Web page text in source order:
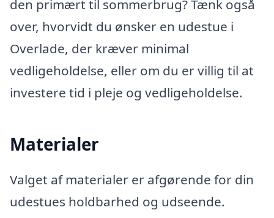
den primært til sommerbrug? Tænk også
over, hvorvidt du ønsker en udestue i
Overlade, der kræver minimal
vedligeholdelse, eller om du er villig til at
investere tid i pleje og vedligeholdelse.
Materialer
Valget af materialer er afgørende for din
udestues holdbarhed og udseende.